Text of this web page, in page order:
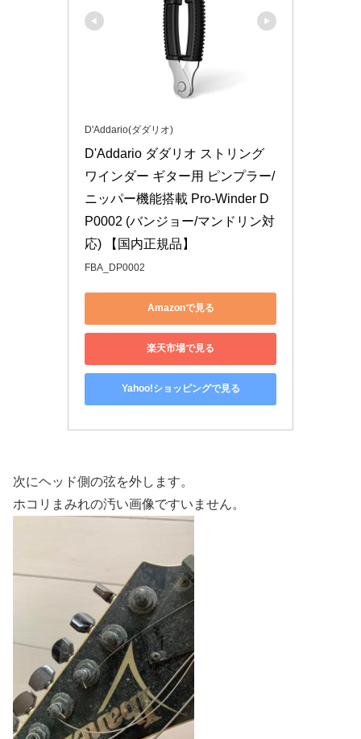
D'Addario(ダダリオ)
D'Addario ダダリオ ストリング
ワインダー ギター用 ピンプラー/
ニッパー機能搭載 Pro-Winder D
P0002 (バンジョー/マンドリン対
応) 【国内正規品】
FBA_DP0002
Amazonで見る
楽天市場で見る
Yahoo!ショッピングで見る
次にヘッド側の弦を外します。
ホコリまみれの汚い画像ですいません。